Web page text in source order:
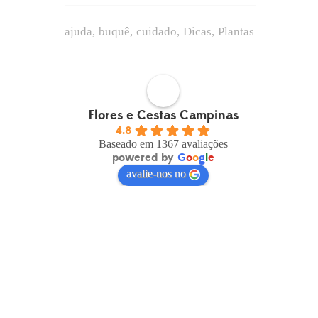
ajuda buquê cuidado Dicas Plantas
Flores e Cestas Campinas
4.8
Baseado em 1367 avaliações
powered by Google
avalie-nos no